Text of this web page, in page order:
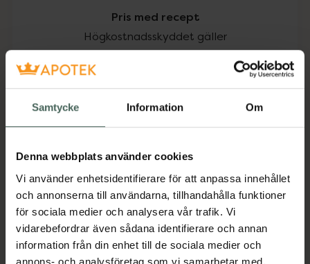
Samtycke Information Om
Denna webbplats använder cookies
Vi använder enhetsidentifierare för att anpassa innehållet
och annonserna till användarna, tillhandahålla funktioner
för sociala medier och analysera vår trafik. Vi
vidarebefordrar även sådana identifierare och annan
information från din enhet till de sociala medier och
annons- och analysföretag som vi samarbetar med.
Pris med recept
Högkostnadsskyddet gäller
1818,44 kr
I apotek: 1818,44 kr
Aktuella erbjudanden
Beskrivning Dölj